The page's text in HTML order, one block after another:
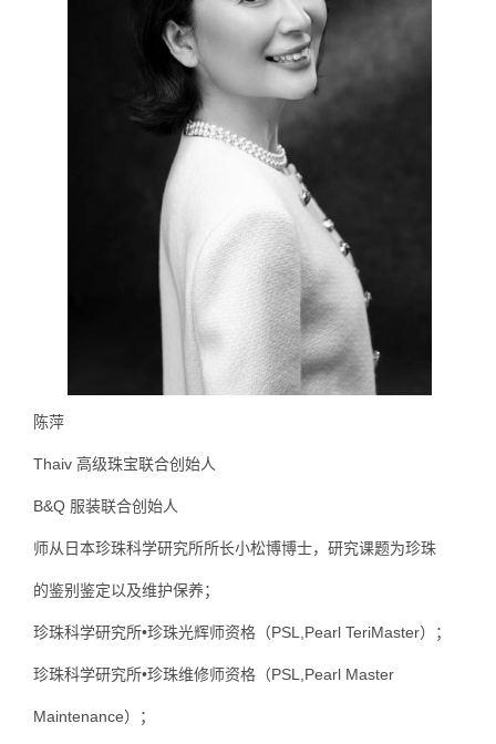
陈萍
Thaiv 高级珠宝联合创始人
B&Q 服装联合创始人
师从日本珍珠科学研究所所长小松博博士，研究课题为珍珠
的鉴别鉴定以及维护保养；
珍珠科学研究所•珍珠光辉师资格（PSL,Pearl TeriMaster）；
珍珠科学研究所•珍珠维修师资格（PSL,Pearl Master
Maintenance）；